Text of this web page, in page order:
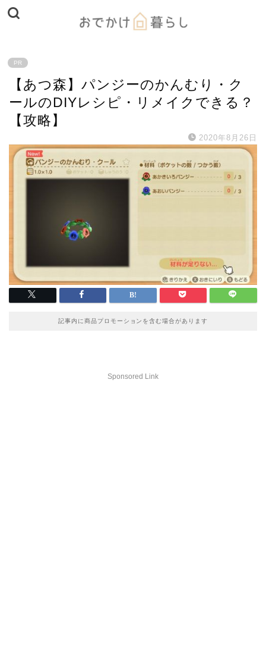
PR
【あつ森】パンジーのかんむり・ク
ールのDIYレシピ・リメイクできる？
【攻略】
2020年8月26日
記事内に商品プロモーションを含む場合があります
Sponsored Link